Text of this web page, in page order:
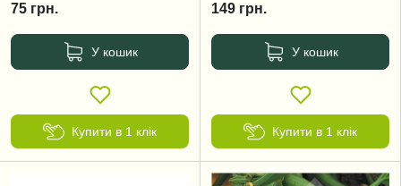
75 грн.
У кошик
Купити в 1 клік
149 грн.
У кошик
Купити в 1 клік